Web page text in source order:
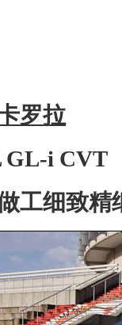
罗拉
i CVT
细致精